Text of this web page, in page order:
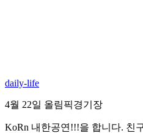
daily-life
4월 22일 올림픽경기장
KoRn 내한공연!!!을 합니다. 친